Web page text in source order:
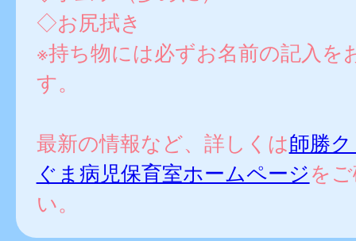
◇お尻拭き
※持ち物には必ずお名前の記入を
す。
最新の情報など、詳しくは師勝
ぐま病児保育室ホームページを
い。